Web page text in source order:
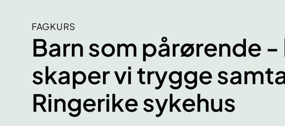
FAGKURS
Barn som pårørende
skaper vi trygge
Ringerike sykehus